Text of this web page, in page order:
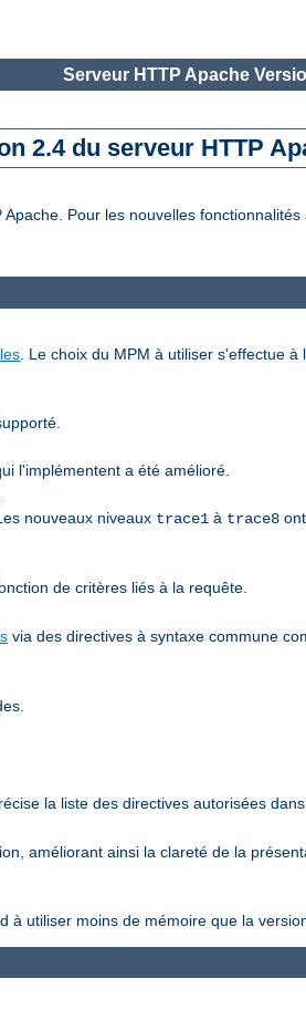
Serveur HTTP Apache
2.4 du serveur HTTP
Pour les nouvelles
. Le choix du MPM à utiliser s'effectue
l'implémentent a été amélioré.
nouveaux niveaux trace1 à trace8
de critères liés à la requête.
via des directives à syntaxe commune
la liste des directives autorisées
améliorant ainsi la clareté de la
à utiliser moins de mémoire que la